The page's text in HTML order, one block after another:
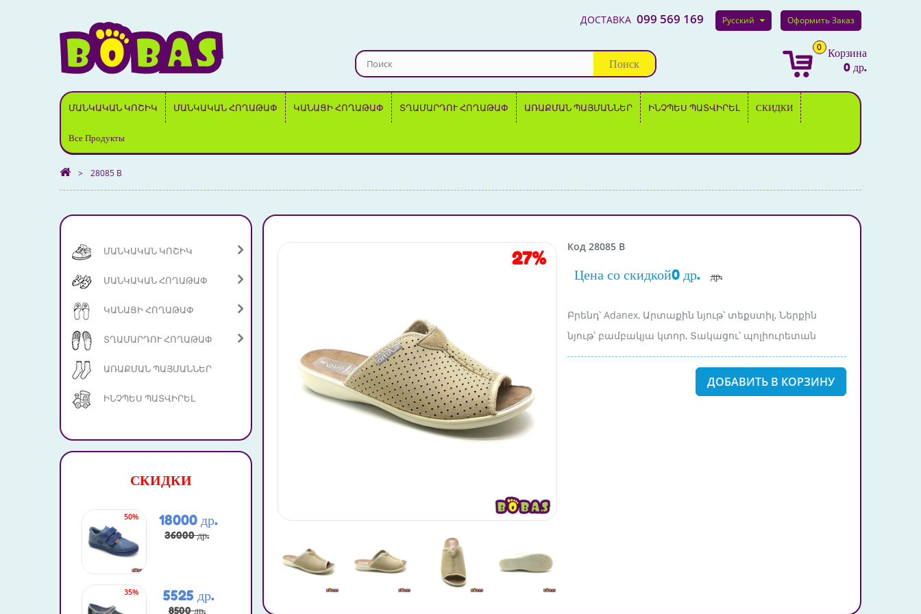
ДОСТАВКА 099 569 169 Русский Оформить Заказ
Поиск
0 Корзина
0 др.
ՄԱՆԿԱԿԱՆ ԿՈՇԻԿ ՄԱՆԿԱԿԱՆ ՀՈՂԱԹԱՓ ԿԱՆԱՑԻ ՀՈՂԱԹԱՓ ՏՂԱՄԱՐԴՈՒ ՀՈՂԱԹԱՓ ԱՌԱՔՄԱՆ ՊԱՅՄԱՆՆԵՐ ԻՆՉՊԵՍ ՊԱՏՎԻՐԵԼ СКИДКИ
Все Продукты
> 28085 B
ՄԱՆԿԱԿԱՆ ԿՈՇԻԿ
ՄԱՆԿԱԿԱՆ ՀՈՂԱԹԱՓ
ԿԱՆԱՑԻ ՀՈՂԱԹԱՓ
ՏՂԱՄԱՐԴՈՒ ՀՈՂԱԹԱՓ
ԱՌԱՔՄԱՆ ՊԱՅՄԱՆՆԵՐ
ԻՆՉՊԵՍ ՊԱՏՎԻՐԵԼ
СКИДКИ
50% 18000 др.
36000 др.
35% 5525 др.
8500 др.
42% 10846 др.
4485 др.
27%
Код 28085 B
Цена со скидкой0 др. др.
Բրենդ՝ Adanex, Արտաքին նյութ՝ տեքստիլ, Ներքին
նյութ՝ բամբակյա կտոր, Տակացու՝ պոլիուրետան
ДОБАВИТЬ В КОРЗИНУ